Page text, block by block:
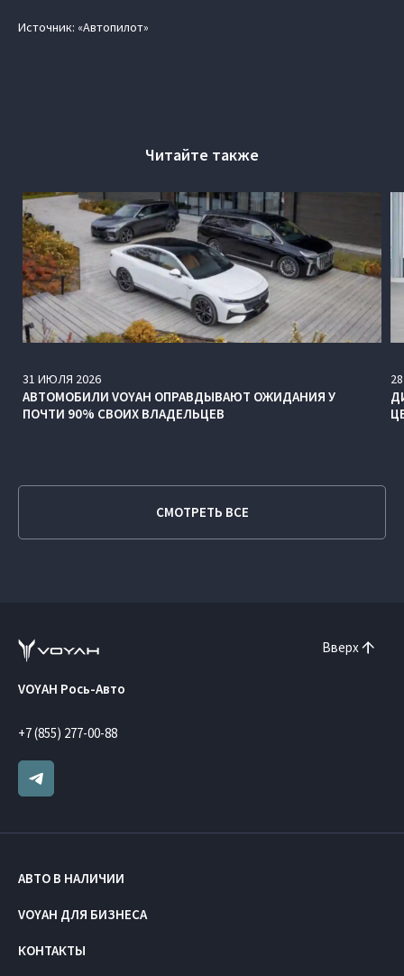
Источник: «Автопилот»
Читайте также
31 ИЮЛЯ 2026
АВТОМОБИЛИ VOYAH ОПРАВДЫВАЮТ ОЖИДАНИЯ У
ПОЧТИ 90% СВОИХ ВЛАДЕЛЬЦЕВ
28
СМОТРЕТЬ ВСЕ
Вверх
VOYAH Рось-Авто
+7 (855) 277-00-88
АВТО В НАЛИЧИИ
VOYAH ДЛЯ БИЗНЕСА
КОНТАКТЫ